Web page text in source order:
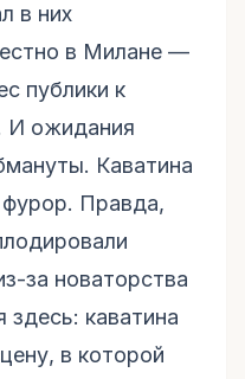
в них
в Милане —
публики к
И ожидания
Каватина
фурор. Правда,
за новаторства
здесь: каватина
в которой